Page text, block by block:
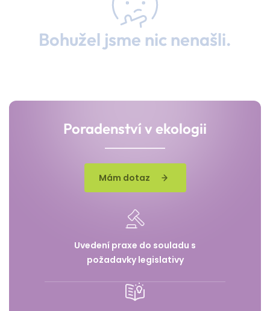
Bohužel jsme nic nenašli.
Poradenství v ekologii
Mám dotaz
Uvedení praxe do souladu s
požadavky legislativy